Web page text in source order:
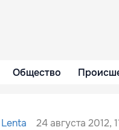
Общество
Lenta 24 августа 2012,